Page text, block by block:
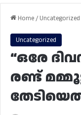
Home/ Uncategorized
Uncategorized
“ഒരേ
രണ്ട്